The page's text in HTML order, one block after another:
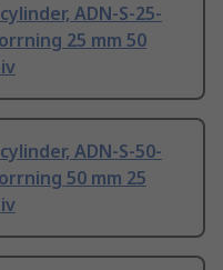
ADN-S-25-
25 mm 50
ADN-S-50-
50 mm 25